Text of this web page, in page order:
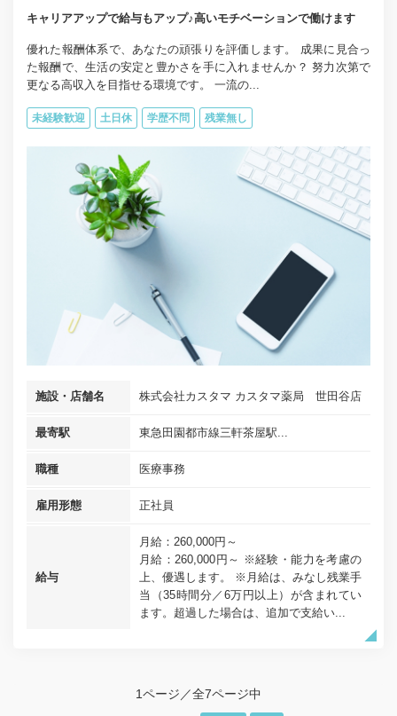
キャリアアップで給与もアップ♪高いモチベーションで働けます
優れた報酬体系で、あなたの頑張りを評価します。 成果に見合っ
た報酬で、生活の安定と豊かさを手に入れませんか？ 努力次第で
更なる高収入を目指せる環境です。 一流の...
未経験歓迎 土日休 学歴不問 残業無し
施設・店舗名 株式会社カスタマ カスタマ薬局 世田谷店
最寄駅 東急田園都市線三軒茶屋駅...
職種 医療事務
雇用形態 正社員
給与
月給：260,000円～
月給：260,000円～ ※経験・能力を考慮の
上、優遇します。 ※月給は、みなし残業手
当（35時間分／6万円以上）が含まれてい
ます。超過した場合は、追加で支給い...
1ページ／全7ページ中